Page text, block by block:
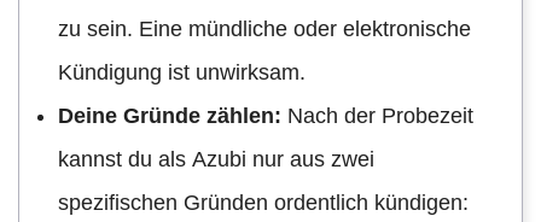
zu sein. Eine mündliche oder elektronische
Kündigung ist unwirksam.
Deine Gründe zählen: Nach der Probezeit
kannst du als Azubi nur aus zwei
spezifischen Gründen ordentlich kündigen: